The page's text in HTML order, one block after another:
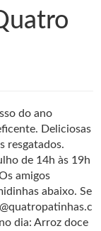
do ano
Deliciosas
resgatados.
de 14h às 19h
amigos
abaixo. Se
dia: Arroz doce